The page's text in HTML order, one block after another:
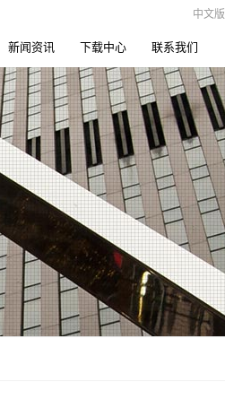
中文版
新闻资讯 下载中心 联系我们